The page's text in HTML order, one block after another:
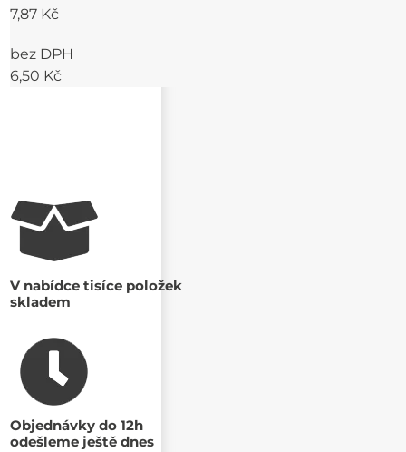
7,87 Kč
bez DPH
6,50 Kč
V nabídce tisíce položek
skladem
Objednávky do 12h
odešleme ještě dnes